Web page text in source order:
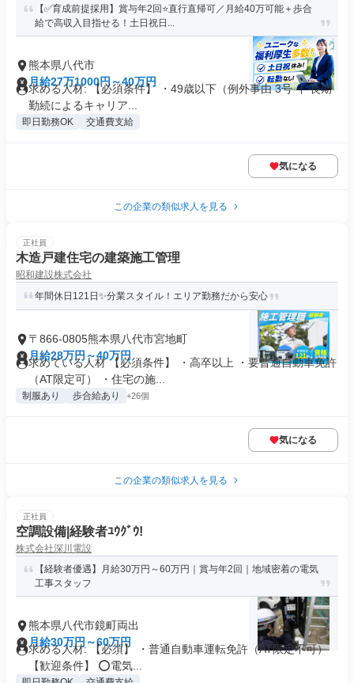
【✅育成前提採用】賞与年2回⭐直行直帰可／月給40万可能＋歩合
給で高収入目指せる！土日祝日...
熊本県八代市
月給27万1000円～40万円
求める人材: 【必須条件】 ・49歳以下（例外事由 3号 イ 長期
勤続によるキャリア...
即日勤務OK 交通費支給
気になる
この企業の類似求人を見る
正社員
木造戸建住宅の建築施工管理
昭和建設株式会社
年間休日121日✨分業スタイル！エリア勤務だから安心
〒866-0805熊本県八代市宮地町
月給28万円～40万円
求めている人材 【必須条件】 ・高卒以上 ・要普通自動車免許
（AT限定可） ・住宅の施...
制服あり 歩合給あり +26個
気になる
この企業の類似求人を見る
正社員
空調設備|経験者ﾕｳｸﾞｳ!
株式会社深川電設
【経験者優遇】月給30万円～60万円｜賞与年2回｜地域密着の電気
工事スタッフ
熊本県八代市鏡町両出
月給30万円～60万円
求める人材: 【必須】 ・普通自動車運転免許（AT限定不可）
【歓迎条件】 ⭕電気...